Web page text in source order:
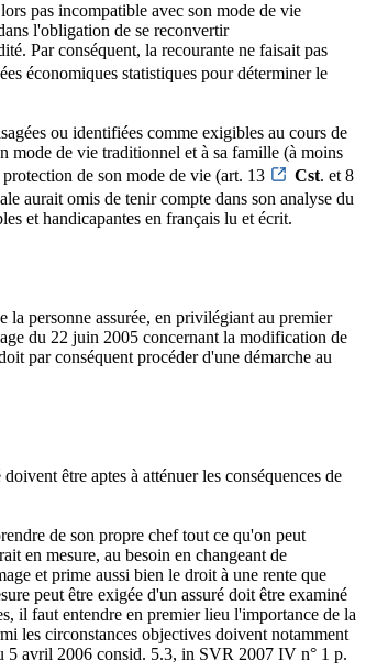
pas incompatible avec son mode de vie
l'obligation de se reconvertir
Par conséquent, la recourante ne faisait pas
économiques statistiques pour déterminer le
ou identifiées comme exigibles au cours de
mode de vie traditionnel et à sa famille (à moins
de son mode de vie (art. 13
Cst. et 8
aurait omis de tenir compte dans son analyse du
et handicapantes en français lu et écrit.
personne assurée, en privilégiant au premier
du 22 juin 2005 concernant la modification de
par conséquent procéder d'une démarche au
être aptes à atténuer les conséquences de
de son propre chef tout ce qu'on peut
en mesure, au besoin en changeant de
et prime aussi bien le droit à une rente que
peut être exigée d'un assuré doit être examiné
il faut entendre en premier lieu l'importance de la
les circonstances objectives doivent notamment
5 avril 2006 consid. 5.3, in SVR 2007 IV n° 1 p.